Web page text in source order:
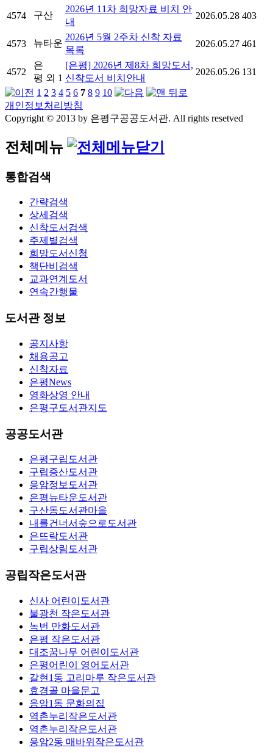
4574 구산
2026년 11차 희망자료 비치 안
내
2026.05.28 403
4573 뉴타운
2026년 5월 2주차 신착 자료
목록
2026.05.27 461
4572
은
평 외 1
[은평] 2026년 제8차 희망도서,
신착도서 비치안내
2026.05.26 131
1 2 3 4 5 6 7 8 9 10
개인정보처리방침
Copyright © 2013 by 은평구공공도서관. All rights resetved
전체메뉴
통합검색
간략검색
상세검색
신착도서검색
주제별검색
희망도서신청
책단비검색
교과연계도서
연속간행물
도서관 정보
공지사항
채용공고
신착자료
은평News
영화상영 안내
은평구도서관지도
공공도서관
은평구립도서관
구립증산도서관
응암정보도서관
은평뉴타운도서관
구산동도서관마을
내를건너서숲으로도서관
은뜨락도서관
구립상림도서관
공립작은도서관
신사 어린이도서관
불광천 작은도서관
녹번 만화도서관
은평 작은도서관
대조꿈나무 어린이도서관
은평어린이 영어도서관
갈현1동 고리마루 작은도서관
효경골 마을문고
응암1동 문화의집
역촌누리작은도서관
역촌누리작은도서관
응암2동 매바위작은도서관